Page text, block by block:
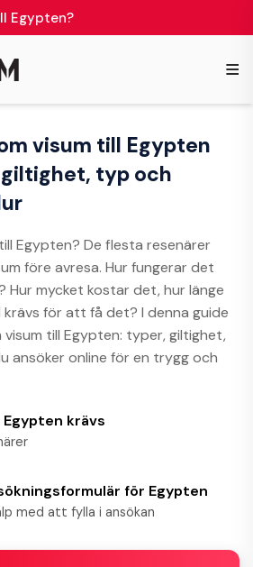
Egypten?
≡
visum till Egypten
typ och
Egypten? De flesta resenärer
före avresa. Hur fungerar det
Hur mycket kostar det, hur länge
för att få det? I denna guide
till Egypten: typer, giltighet,
ansöker online för en trygg och
krävs
för Egypten
med att fylla i ansökan